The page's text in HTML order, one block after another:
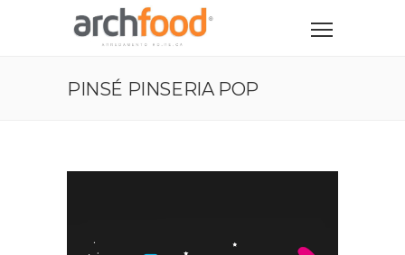
PINSÉ PINSERIA POP